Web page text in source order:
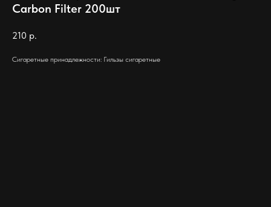
Carbon Filter 200шт
210 р.
Сигаретные принадлежности: Гильзы сигаретные